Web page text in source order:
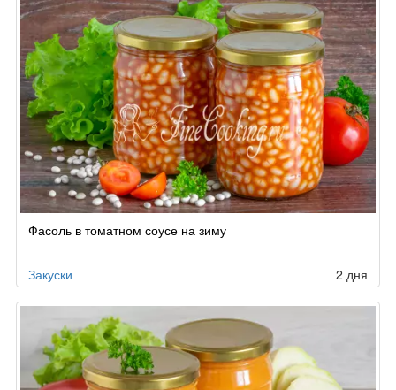
Фасоль в томатном соусе на зиму
Закуски 2 дня